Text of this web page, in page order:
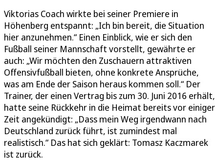
Viktorias Coach wirkte bei seiner Premiere in
Höhenberg entspannt: „Ich bin bereit, die Situation
hier anzunehmen.“ Einen Einblick, wie er sich den
Fußball seiner Mannschaft vorstellt, gewährte er
auch: „Wir möchten den Zuschauern attraktiven
Offensivfußball bieten, ohne konkrete Ansprüche,
was am Ende der Saison heraus kommen soll.“ Der
Trainer, der einen Vertrag bis zum 30. Juni 2016 erhält,
hatte seine Rückkehr in die Heimat bereits vor einiger
Zeit angekündigt: „Dass mein Weg irgendwann nach
Deutschland zurück führt, ist zumindest mal
realistisch.“ Das hat sich geklärt: Tomasz Kaczmarek
ist zurück.